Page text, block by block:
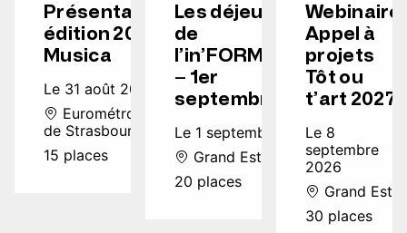
Présentation
édition 2026
Musica
Le 31 août 2026
Eurométropole
de Strasbourg
15 places
Les déjeuners
de
l’in’FORMATION
– 1er
septembre
Le 1 septembre 2026
Grand Est
20 places
Webinaire
Appel à
projets
Tôt ou
t’art 2027
Le 8
septembre
2026
Grand Est
30 places